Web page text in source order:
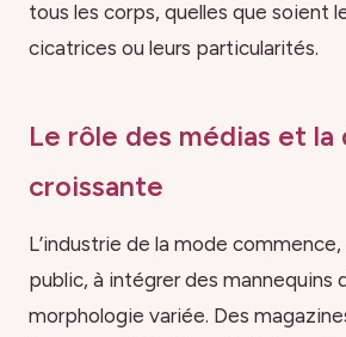
tous les corps, quelles que soient
cicatrices ou leurs particularités.
Le rôle des médias et
croissante
L’industrie de la mode
public, à intégrer des mannequins
morphologie variée. Des